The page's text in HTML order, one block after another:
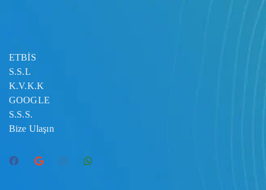
ETBİS
S.S.L
K.V.K.K
GOOGLE
S.S.S.
Bize Ulaşın